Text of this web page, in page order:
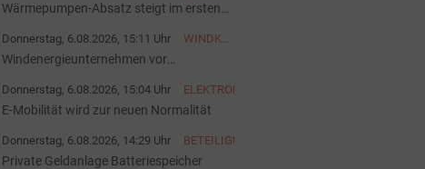
Wärmepumpen-Absatz steigt im ersten
Donnerstag, 6.08.2026, 15:11 Uhr
WINDKRAFT
Windenergieunternehmen vor
Donnerstag, 6.08.2026, 15:04 Uhr ELEKTROFAHRZEUGE
E-Mobilität wird zur neuen Normalität
Donnerstag, 6.08.2026, 14:29 Uhr BETEILIGUNG
Private Geldanlage Batteriespeicher